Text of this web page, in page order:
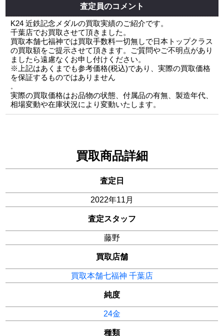
査定員のコメント
K24 近鉄記念メダルの買取実績のご紹介です。
千葉店でお買取させて頂きました。
買取本舗七福神では買取手数料一切無しで日本トップクラス
の買取額をご提示させて頂きます。ご質問やご不明点があり
ましたら遠慮なくお申し付けください。
※上記はあくまでも参考価格(税込)であり、実際の買取価格
を保証するものではありません
。
実際の買取価格はお品物の状態、付属品の有無、製造年代、
相場変動や在庫状況により変動いたします。
買取商品詳細
査定日
2022年11月
査定スタッフ
藤野
買取店舗
買取本舗七福神 千葉店
純度
24金
種類